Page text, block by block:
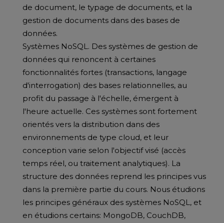
de document, le typage de documents, et la
gestion de documents dans des bases de
données.
Systèmes NoSQL. Des systèmes de gestion de
données qui renoncent à certaines
fonctionnalités fortes (transactions, langage
d'interrogation) des bases relationnelles, au
profit du passage à l'échelle, émergent à
l'heure actuelle. Ces systèmes sont fortement
orientés vers la distribution dans des
environnements de type cloud, et leur
conception varie selon l'objectif visé (accès
temps réel, ou traitement analytiques). La
structure des données reprend les principes vus
dans la première partie du cours. Nous étudions
les principes généraux des systèmes NoSQL, et
en étudions certains: MongoDB, CouchDB,